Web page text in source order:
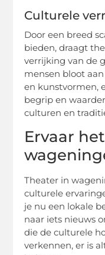
Culturele
Door een breed
bieden, draagt
verrijking van de
mensen bloot
en kunstvormen,
begrip en
culturen en
Ervaar
Theater in
culturele
je nu een lokale
naar iets nieuws
die de culturele
verkennen, er is